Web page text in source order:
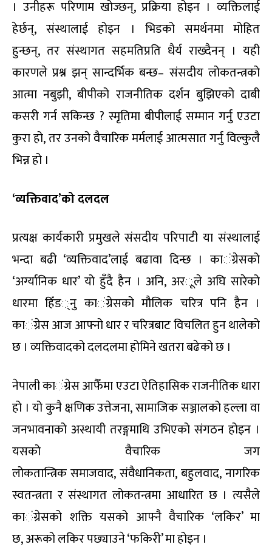
। उनीहरू परिणाम खोज्छन्,प्रक्रिया होइन । व्यक्तिलाई
हेर्छन्,संस्थालाई होइन । भिडको समर्थनमा मोहित
हुन्छन्, तर संस्थागत सहमतिप्रति धैर्य राख्दैनन् । यही
कारणले प्रश्न झन् सान्दर्भिक बन्छ– संसदीय लोकतन्त्रको
आत्मा नबुझी,बीपीको राजनीतिक दर्शन बुझिएको दाबी
कसरी गर्न सकिन्छ ? स्मृतिमा बीपीलाई सम्मान गर्नु एउटा
कुरा हो,तर उनको वैचारिक मर्मलाई आत्मसात गर्नुविल्कुलै
भिन्न हो ।
‘व्यक्तिवाद’को दलदल
प्रत्यक्ष कार्यकारी प्रमुखले संसदीय परिपाटी या संस्थालाई
भन्दा बढी ‘व्यक्तिवाद’लाई बढावा दिन्छ । कांग्रेसको
‘अर्ग्यानिक धार’ यो हुँदै हैन । अनि, अरूले अघि सारेको
धारमा हिँड्नु कांग्रेसको मौलिक चरित्र पनि हैन ।
कांग्रेस आज आफ्नो धार र चरित्रबाटविचलित हुन थालेको
छ । व्यक्तिवादको दलदलमा होमिने खतरा बढेको छ ।
नेपाली कांग्रेस आफैँमा एउटा ऐतिहासिक राजनीतिक धारा
हो । यो कुनै क्षणिक उत्तेजना,सामाजिक सञ्जालको हल्ला वा
जनभावनाको अस्थायी तरङ्गमाथि उभिएको संगठन होइन ।
यसको वैचारिक जग
लोकतान्त्रिकसमाजवाद,संवैधानिकता,बहुलवाद,नागरिक
स्वतन्त्रता र संस्थागत लोकतन्त्रमा आधारित छ । त्यसैले
कांग्रेसको शक्तियसको आफ्नै वैचारिक ‘लकिर’ मा
छ,अरूको लकिर पछ्याउने ‘फकिरी’ मा होइन ।